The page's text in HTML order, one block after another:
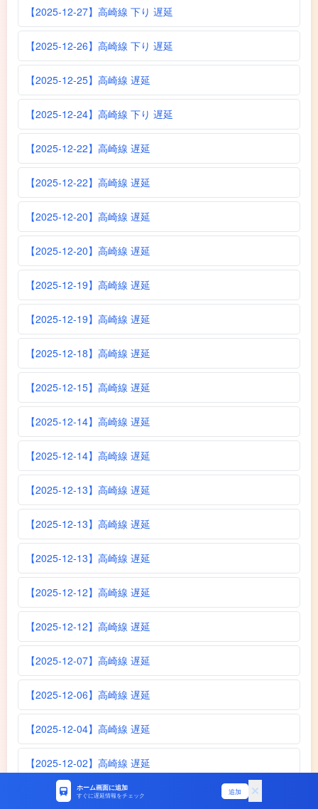
【2025-12-27】高崎線 下り 遅延
【2025-12-26】高崎線 下り 遅延
【2025-12-25】高崎線 遅延
【2025-12-24】高崎線 下り 遅延
【2025-12-22】高崎線 遅延
【2025-12-22】高崎線 遅延
【2025-12-20】高崎線 遅延
【2025-12-20】高崎線 遅延
【2025-12-19】高崎線 遅延
【2025-12-19】高崎線 遅延
【2025-12-18】高崎線 遅延
【2025-12-15】高崎線 遅延
【2025-12-14】高崎線 遅延
【2025-12-14】高崎線 遅延
【2025-12-13】高崎線 遅延
【2025-12-13】高崎線 遅延
【2025-12-13】高崎線 遅延
【2025-12-12】高崎線 遅延
【2025-12-12】高崎線 遅延
【2025-12-07】高崎線 遅延
【2025-12-06】高崎線 遅延
【2025-12-04】高崎線 遅延
【2025-12-02】高崎線 遅延
【2025-12-01】高崎線 遅延
ホーム画面に追加
すぐに遅延情報をチェック 追加